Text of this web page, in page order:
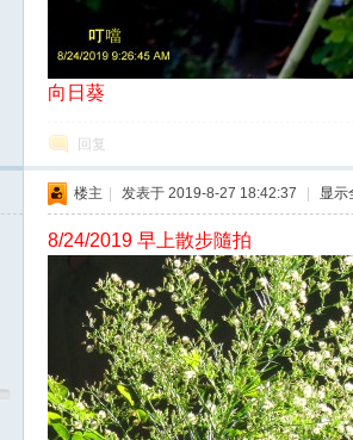
向日葵
回复
楼主 发表于 2019-8-27 18:42:37 显示
8/24/2019 早上散步隨拍